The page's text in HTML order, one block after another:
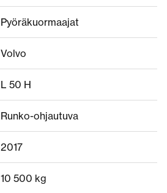
Pyöräkuormaajat
Volvo
L 50 H
Runko-ohjautuva
2017
10 500 kg